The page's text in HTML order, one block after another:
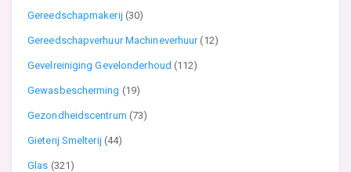
Gereedschapmakerij (30)
Gereedschapverhuur Machineverhuur(12)
Gevelreiniging Gevelonderhoud(112)
Gewasbescherming (19)
Gezondheidscentrum (73)
Gieterij Smelterij (44)
Glas (321)